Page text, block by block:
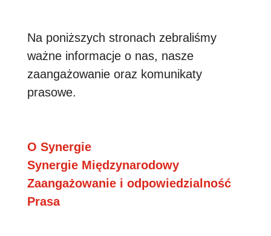
Na poniższych stronach zebraliśmy
ważne informacje o nas, nasze
zaangażowanie oraz komunikaty
prasowe.
O Synergie
Synergie Międzynarodowy
Zaangażowanie i odpowiedzialność
Prasa